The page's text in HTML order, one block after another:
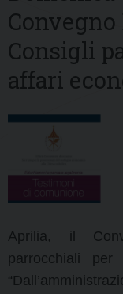
Convegno
Consigli
affari
Aprilia, il
parrocchiali